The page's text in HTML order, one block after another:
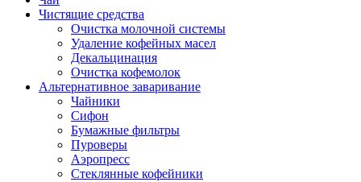
Чистящие средства
Очистка молочной системы
Удаление кофейных масел
Декальцинация
Очистка кофемолок
Альтернативное заваривание
Чайники
Сифон
Бумажные фильтры
Пуроверы
Аэропресс
Стеклянные кофейники